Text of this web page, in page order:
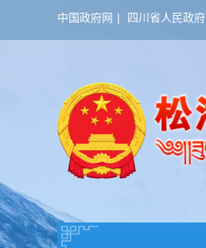
中国政府网 | 四川省人民政府